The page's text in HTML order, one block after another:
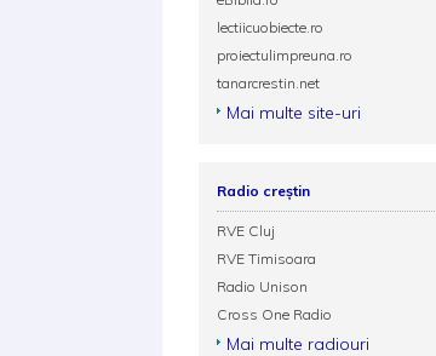
lectiicuobiecte.ro
proiectulimpreuna.ro
tanarcrestin.net
Mai multe site-uri
Radio creștin
RVE Cluj
RVE Timisoara
Radio Unison
Cross One Radio
Mai multe radiouri